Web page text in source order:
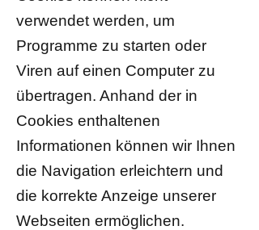
verwendet werden, um
Programme zu starten oder
Viren auf einen Computer zu
übertragen. Anhand der in
Cookies enthaltenen
Informationen können wir Ihnen
die Navigation erleichtern und
die korrekte Anzeige unserer
Webseiten ermöglichen.